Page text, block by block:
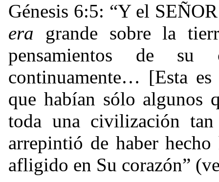
Génesis 6:5: “Y el
era grande sobre la
pensamientos de
continuamente… [Esta
que habían sólo algunos
toda una civilización
arrepintió de haber
afligido en Su corazón”